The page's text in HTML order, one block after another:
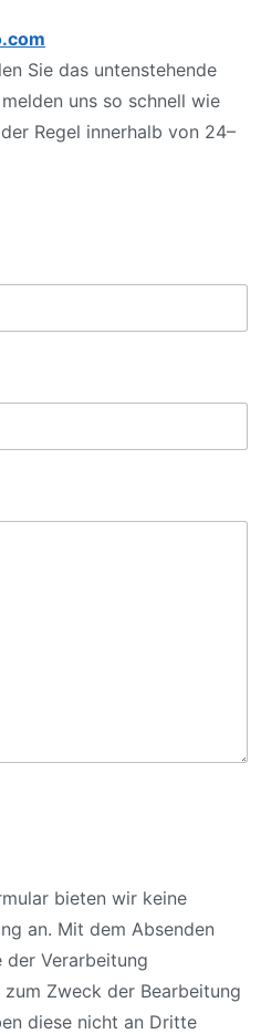
Sie das untenstehende
uns so schnell wie
Regel innerhalb von 24–
bieten wir keine
an. Mit dem Absenden
der Verarbeitung
Zweck der Bearbeitung
diese nicht an Dritte